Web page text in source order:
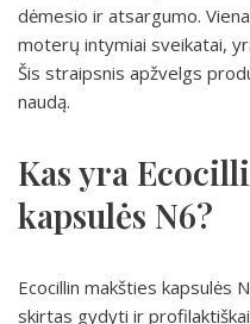
dėmesio ir atsargumo.
moterų intymiai sveikatai,
Šis straipsnis apžvelgs
naudą.
Kas yra
kapsulės N6?
Ecocillin makšties kapsulės
skirtas gydyti ir